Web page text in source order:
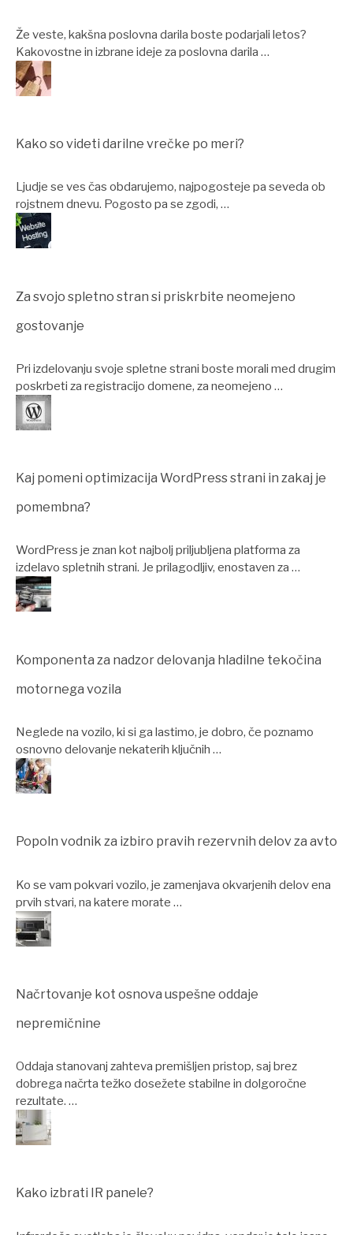
Že veste, kakšna poslovna darila boste podarjali letos?
Kakovostne in izbrane ideje za poslovna darila …
Kako so videti darilne vrečke po meri?
Ljudje se ves čas obdarujemo, najpogosteje pa seveda ob
rojstnem dnevu. Pogosto pa se zgodi, …
Za svojo spletno stran si priskrbite neomejeno
gostovanje
Pri izdelovanju svoje spletne strani boste morali med drugim
poskrbeti za registracijo domene, za neomejeno …
Kaj pomeni optimizacija WordPress strani in zakaj je
pomembna?
WordPress je znan kot najbolj priljubljena platforma za
izdelavo spletnih strani. Je prilagodljiv, enostaven za …
Komponenta za nadzor delovanja hladilne tekočina
motornega vozila
Neglede na vozilo, ki si ga lastimo, je dobro, če poznamo
osnovno delovanje nekaterih ključnih …
Popoln vodnik za izbiro pravih rezervnih delov za avto
Ko se vam pokvari vozilo, je zamenjava okvarjenih delov ena
prvih stvari, na katere morate …
Načrtovanje kot osnova uspešne oddaje
nepremičnine
Oddaja stanovanj zahteva premišljen pristop, saj brez
dobrega načrta težko dosežete stabilne in dolgoročne
rezultate. …
Kako izbrati IR panele?